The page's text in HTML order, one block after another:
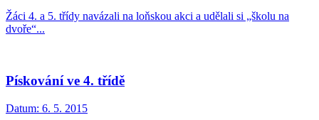
Žáci 4. a 5. třídy navázali na loňskou akci a udělali si „školu na
dvoře“...
Pískování ve 4. třídě
Datum: 6. 5. 2015